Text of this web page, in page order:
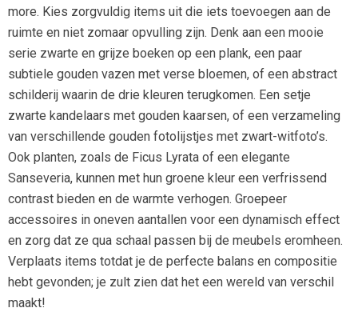
more. Kies zorgvuldig items uit die iets toevoegen aan de
ruimte en niet zomaar opvulling zijn. Denk aan een mooie
serie zwarte en grijze boeken op een plank, een paar
subtiele gouden vazen met verse bloemen, of een abstract
schilderij waarin de drie kleuren terugkomen. Een setje
zwarte kandelaars met gouden kaarsen, of een verzameling
van verschillende gouden fotolijstjes met zwart-witfoto’s.
Ook planten, zoals de Ficus Lyrata of een elegante
Sanseveria, kunnen met hun groene kleur een verfrissend
contrast bieden en de warmte verhogen. Groepeer
accessoires in oneven aantallen voor een dynamisch effect
en zorg dat ze qua schaal passen bij de meubels eromheen.
Verplaats items totdat je de perfecte balans en compositie
hebt gevonden; je zult zien dat het een wereld van verschil
maakt!